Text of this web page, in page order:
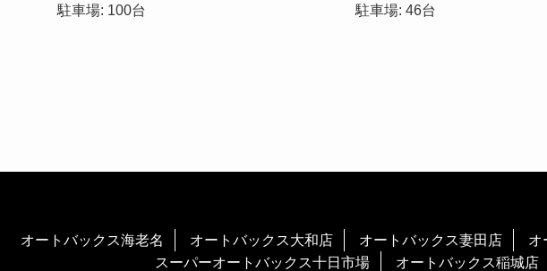
駐車場: 100台
駐車場: 46台
オートバックス海老名 オートバックス大和店 オートバックス妻田店
オ
スーパーオートバックス十日市場
オートバックス稲城店